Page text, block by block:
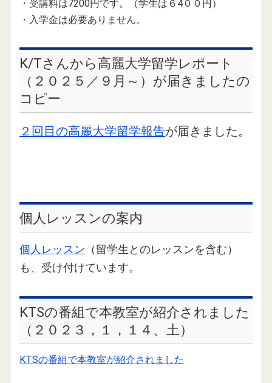
2025.02.27
2025.01.02
2025年、２月開講クラスの募集を開始しました。
2024.11.14
2025年、１月開講クラスの募集を開始しました。
2024.09.28
2024.06.11
2024年、７月開講クラスの募集を開始しました。
2024.05.04
2024年、６月開講入門クラスの募集を開始しました。
2024.03.31
2024年、5月開講入門クラスの募集を開始しました。
2024.01.08
・受講料は7200円です。
（学生は６4００円）
・入学金は必要ありません。
K/Tさんから高麗大学留学レポート
（２０２５／９月～）が届きましたの
コピー
２回目の高麗大学留学報告が届きました。
個人レッスンの案内
個人レッスン （留学生とのレッスンを含む）
も、受け付けています。
KTSの番組で本教室が紹介されました
（２０２３，１，１４、土）
KTSの番組で本教室が紹介されました